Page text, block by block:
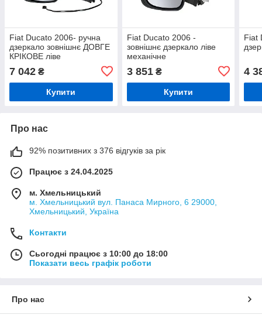
Fiat Ducato 2006- ручна
дзеркало зовнішнє ДОВГЕ
КРІКОВЕ ліве
7 042 ₴
Купити
Fiat Ducato 2006 -
зовнішнє дзеркало ліве
механічне
3 851₴
Купити
Fiat
4
Про нас
92% позитивних з 376 відгуків за рік
Працює з 24.04.2025
м. Хмельницький
м. Хмельницький вул. Панаса Мирного, 6 29000,
Хмельницький, Україна
Контакти
Сьогодні працює з 10:00 до 18:00
Показати весь графік роботи
Про нас